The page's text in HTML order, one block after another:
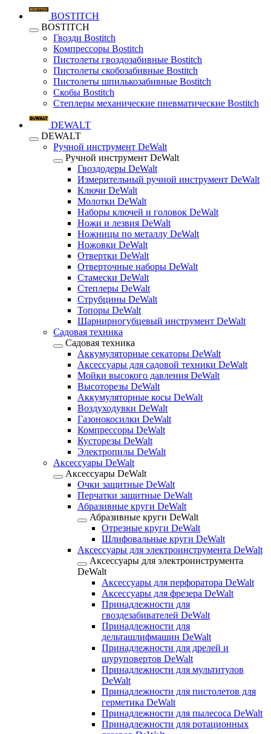
BOSTITCH
BOSTITCH
Гвозди Bostitch
Компрессоры Bostitch
Пистолеты гвоздозабивные Bostitch
Пистолеты скобозабивные Bostitch
Пистолеты шпилькозабивные Bostitch
Скобы Bostitch
Степлеры механические пневматические Bostitch
DEWALT
DEWALT
Ручной инструмент DeWalt
Ручной инструмент DeWalt
Гвоздодеры DeWalt
Измерительный ручной инструмент DeWalt
Ключи DeWalt
Молотки DeWalt
Наборы ключей и головок DeWalt
Ножи и лезвия DeWalt
Ножницы по металлу DeWalt
Ножовки DeWalt
Отвертки DeWalt
Отверточные наборы DeWalt
Стамески DeWalt
Степлеры DeWalt
Струбцины DeWalt
Топоры DeWalt
Шарнирногубцевый инструмент DeWalt
Садовая техника
Садовая техника
Аккумуляторные секаторы DeWalt
Аксессуары для садовой техники DeWalt
Мойки высокого давления DeWalt
Высоторезы DeWalt
Аккумуляторные косы DeWalt
Воздуходувки DeWalt
Газонокосилки DeWalt
Компрессоры DeWalt
Кусторезы DeWalt
Электропилы DeWalt
Аксессуары DeWalt
Аксессуары DeWalt
Очки защитные DeWalt
Перчатки защитные DeWalt
Абразивные круги DeWalt
Абразивные круги DeWalt
Отрезные круги DeWalt
Шлифовальные круги DeWalt
Аксессуары для электроинструмента DeWalt
Аксессуары для электроинструмента
DeWalt
Аксессуары для перфоратора DeWalt
Аксессуары для фрезера DeWalt
Принадлежности для
гвоздезабивателей DeWalt
Принадлежности для
дельташлифмашин DeWalt
Принадлежности для дрелей и
шуруповертов DeWalt
Принадлежности для мультитулов
DeWalt
Принадлежности для пистолетов для
герметика DeWalt
Принадлежности для пылесоса DeWalt
Принадлежности для ротационных